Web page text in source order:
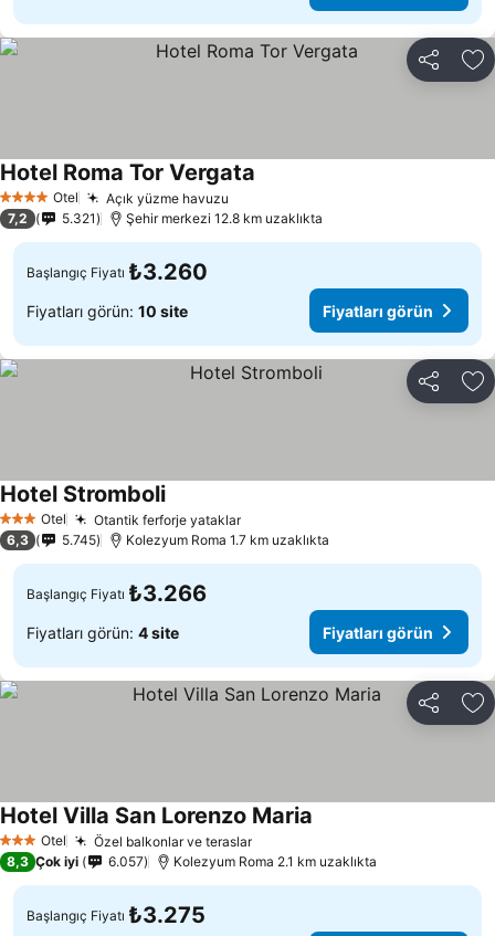
Paylaş
4 Yıldız Otel Açık yüzme havuzu
Hotel Roma Tor Vergata
7,2 5.321 Şehir merkezi 12.8 km uzaklıkta
Başlangıç Fiyatı ₺3.260
Fiyatları görün: 10 site Fiyatları görün
Paylaş
3 YıldızOtel Otantik ferforje yataklarFiyatları görün
Hotel StromboliFiyatları görün
6,3 5.745 Kolezyum Roma 1.7 km uzaklıkta
Başlangıç Fiyatı ₺3.266
Fiyatları görün: 4 site Fiyatları görün
Paylaş
3 YıldızOtel Özel balkonlar ve teraslarFiyatları görün
Hotel Villa San Lorenzo Maria
8,3 Çok iyi 6.057 Kolezyum Roma 2.1 km uzaklıkta
Başlangıç Fiyatı ₺3.275